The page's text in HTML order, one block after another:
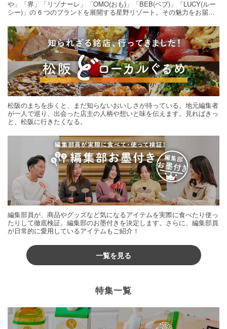
や」「界」「リゾナーレ」「OMO(おも)」「BEB(ベブ)」「LUCY(ルー
シー)」の 6 つのブランドを展開する星野リゾート。その魅力をお届け
松阪のまちを歩くと、まだ知らないおいしさが待っている。地元編集者
が一人で巡り、出会った店主の人柄や想いと味を伝えます。見ればきっ
と、松阪に行きたくなる。
編集部員が、商品やグッズなど気になるアイテムを実際に食べたり使っ
たりして徹底検証。編集部のお墨付きを決定します。さらに、編集部員
が日常的に愛用しているアイテムもご紹介！
一覧を見る
特集一覧